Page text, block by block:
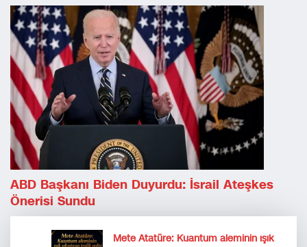
ABD Başkanı Biden Duyurdu: İsrail Ateşkes
Önerisi Sundu
Mete Atatüre: Kuantum aleminin ışık